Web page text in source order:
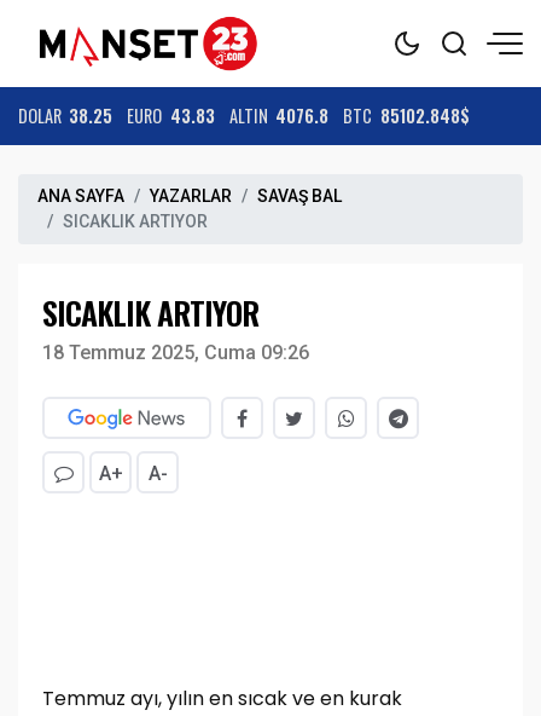
DOLAR 38.25 EURO 43.83 ALTIN 4076.8 BTC 85102.848$
ANA SAYFA YAZARLAR
SAVAŞ BAL
SICAKLIK ARTIYOR
SICAKLIK ARTIYOR
18 Temmuz 2025, Cuma 09:26
A+ A-
Temmuz ayı, yılın en sıcak ve en kurak